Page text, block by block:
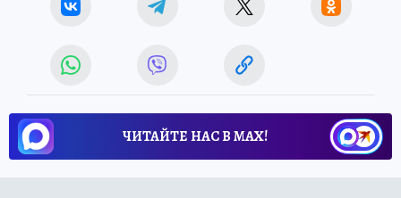
ЧИТАЙТЕ НАС В МАХ!